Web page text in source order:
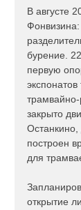
В августе
бурение.
первую
закрыто
Останкино,
построен
для
открытие